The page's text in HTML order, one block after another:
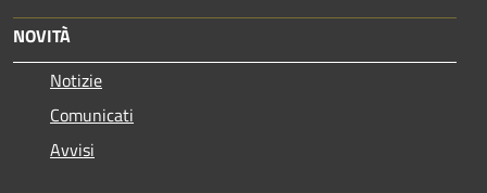
NOVITÀ
Notizie
Comunicati
Avvisi